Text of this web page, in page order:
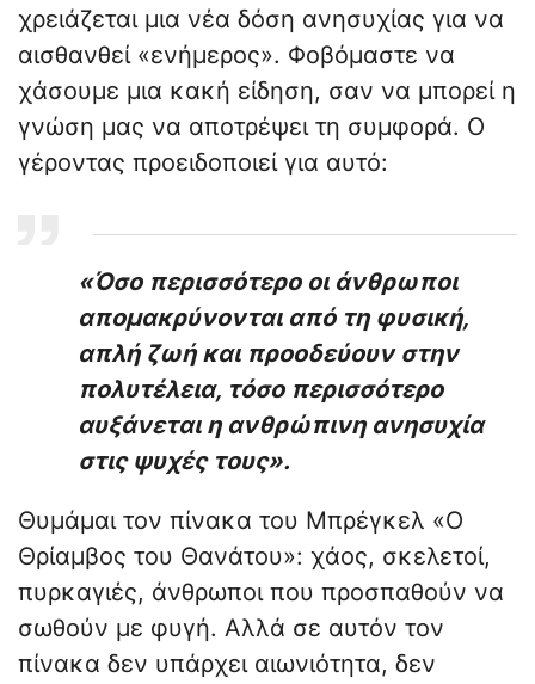
χρειάζεται μια νέα δόση ανησυχίας για να
αισθανθεί «ενήμερος». Φοβόμαστε να
χάσουμε μια κακή είδηση, σαν να μπορεί η
γνώση μας να αποτρέψει τη συμφορά. Ο
γέροντας προειδοποιεί για αυτό:
«Όσο περισσότερο οι άνθρωποι
απομακρύνονται από τη φυσική,
απλή ζωή και προοδεύουν στην
πολυτέλεια, τόσο περισσότερο
αυξάνεται η ανθρώπινη ανησυχία
στις ψυχές τους».
Θυμάμαι τον πίνακα του Μπρέγκελ «Ο
Θρίαμβος του Θανάτου»: χάος, σκελετοί,
πυρκαγιές, άνθρωποι που προσπαθούν να
σωθούν με φυγή. Αλλά σε αυτόν τον
πίνακα δεν υπάρχει αιωνιότητα, δεν